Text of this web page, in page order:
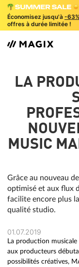
Économisez jusqu'à -63%
offres à durée limitée !
LA
MUSIC
Grâce au nouveau
optimisé et aux flux
facilite encore plus
qualité studio.
01.07.2019
La production
aux producteurs
possibilités créatives,